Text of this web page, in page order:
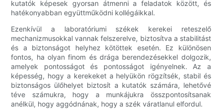
kutatók képesek gyorsan átmenni a feladatok között, és
hatékonyabban együttműködni kollégáikkal.
Ezenkívül a laboratóriumi székek kerekei reteszelő
mechanizmusokkal vannak felszerelve, biztosítva a stabilitást
és a biztonságot helyhez kötöttek esetén. Ez különösen
fontos, ha olyan finom és drága berendezésekkel dolgozik,
amelyek pontosságot és pontosságot igényelnek. Az a
képesség, hogy a kerekeket a helyükön rögzítsék, stabil és
biztonságos ülőhelyet biztosít a kutatók számára, lehetővé
téve számukra, hogy a munkájukra összpontosítsanak
anélkül, hogy aggódnának, hogy a szék váratlanul elfordul.